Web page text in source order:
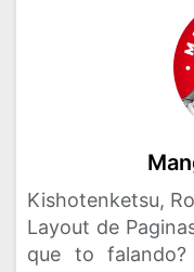
Kishotenketsu,
Layout de
que to